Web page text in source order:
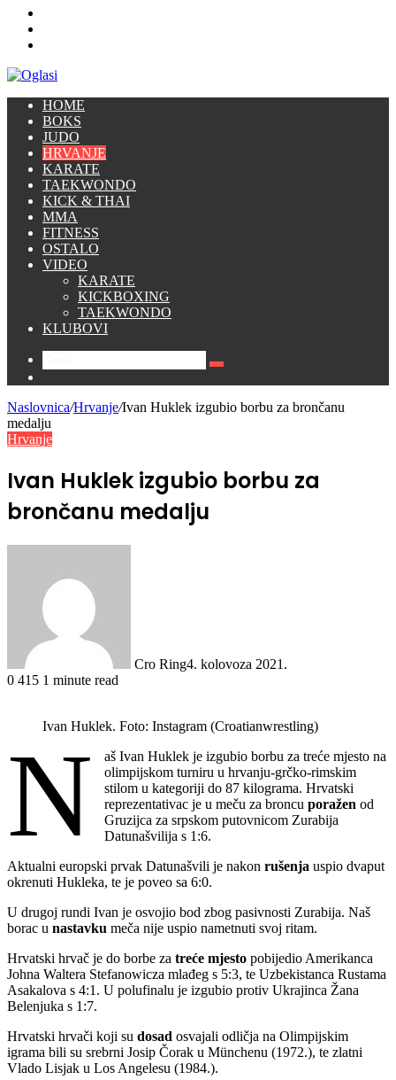
HOME
BOKS
JUDO
HRVANJE
KARATE
TAEKWONDO
KICK & THAI
MMA
FITNESS
OSTALO
VIDEO
KARATE
KICKBOXING
TAEKWONDO
KLUBOVI
Traži
Naslovnica/Hrvanje/Ivan Huklek izgubio borbu za brončanu
medalju
Hrvanje
Ivan Huklek izgubio borbu za
brončanu medalju
Cro Ring4. kolovoza 2021.
0 415 1 minute read
Ivan Huklek. Foto: Instagram (Croatianwrestling)
N
aš Ivan Huklek je izgubio borbu za treće mjesto na
olimpijskom turniru u hrvanju-grčko-rimskim
stilom u kategoriji do 87 kilograma. Hrvatski
reprezentativac je u meču za broncuporaženod
Gruzijca za srpskom putovnicom Zurabija
Datunašvilija s 1:6.
Aktualni europski prvak Datunašvili je nakon rušenja uspio dvaput
okrenuti Hukleka, te je poveo sa 6:0.
U drugoj rundi Ivan je osvojio bod zbog pasivnosti Zurabija. Naš
borac u nastavku meča nije uspio nametnuti svoj ritam.
Hrvatski hrvač je do borbe za treće mjesto pobijedio Amerikanca
Johna Waltera Stefanowicza mlađeg s 5:3, te Uzbekistanca Rustama
Asakalova s 4:1. U polufinalu je izgubio protiv Ukrajinca Žana
Belenjuka s 1:7.
Hrvatski hrvači koji su dosad osvajali odličja na Olimpijskim
igrama bili su srebrni Josip Čorak u Münchenu (1972.), te zlatni
Vlado Lisjak u Los Angelesu (1984.).